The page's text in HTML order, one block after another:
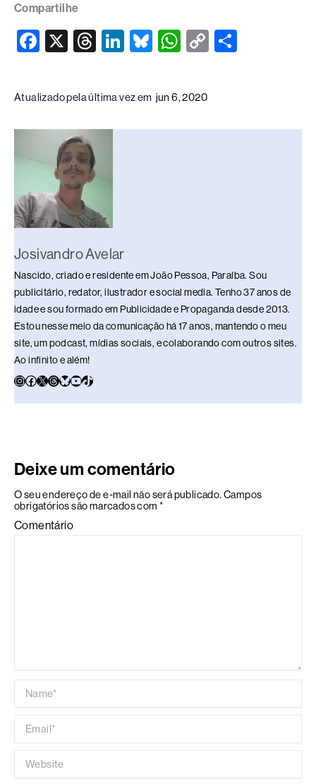
Compartilhe
F
e
b
o
k
X
T
a
d
Li
e
dI
Bl
sk
y
W
s
A
C
Li
Atualizado pela última vez em jun 6, 2020
Josivandro Avelar
Nascido, criado e residente em João Pessoa, Paraíba. Sou
publicitário, redator, ilustrador e social media. Tenho 37 anos de
idade e sou formado em Publicidade e Propaganda desde 2013.
Estou nesse meio da comunicação há 17 anos, mantendo o meu
site, um podcast, mídias sociais, e colaborando com outros sites.
Ao infinito e além!
Deixe um comentário
O seu endereço de e-mail não será publicado. Campos
obrigatórios são marcados com *
Comentário